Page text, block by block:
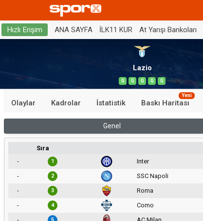
Hızlı Erişim ANA SAYFA İLK11 KUR At Yarışı Bankoları
Lazio
G G G G G
Olaylar Kadrolar İstatistik Baskı Haritası
Yeni
Genel
Sıra
-
1 Inter
-
2 SSC Napoli
-
3 Roma
-
4 Como